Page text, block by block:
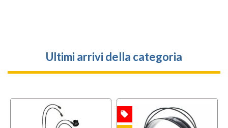
Ultimi arrivi della categoria
local_offer